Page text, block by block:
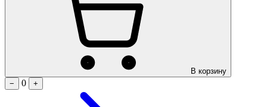
В корзину
−
0 +